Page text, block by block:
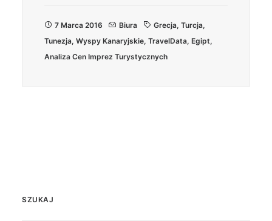
7 Marca 2016 Biura Grecja, Turcja,
Tunezja, Wyspy Kanaryjskie, TravelData, Egipt,
Analiza Cen Imprez Turystycznych
SZUKAJ